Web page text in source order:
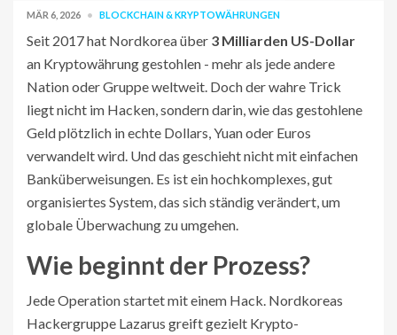
MÄR 6, 2026 BLOCKCHAIN & KRYPTOWÄHRUNGEN
Seit 2017 hat Nordkorea über 3 Milliarden US-Dollar
an Kryptowährung gestohlen - mehr als jede andere
Nation oder Gruppe weltweit. Doch der wahre Trick
liegt nicht im Hacken, sondern darin, wie das gestohlene
Geld plötzlich in echte Dollars, Yuan oder Euros
verwandelt wird. Und das geschieht nicht mit einfachen
Banküberweisungen. Es ist ein hochkomplexes, gut
organisiertes System, das sich ständig verändert, um
globale Überwachung zu umgehen.
Wie beginnt der Prozess?
Jede Operation startet mit einem Hack. Nordkoreas
Hackergruppe Lazarus greift gezielt Krypto-